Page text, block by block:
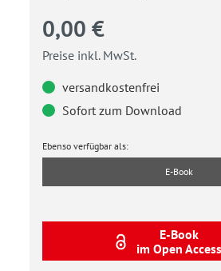
0,00 €
Preise inkl. MwSt.
versandkostenfrei
Sofort zum Download
Ebenso verfügbar als:
E-Book
E-Book
im Open Access